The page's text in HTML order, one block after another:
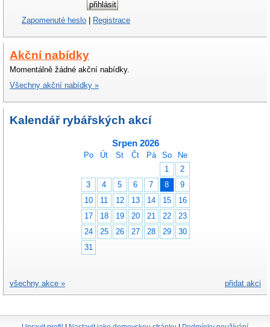
Zapomenuté heslo Registrace
Akční nabídky
Momentálně žádné akční nabídky.
Všechny akční nabídky »
Kalendář rybářských akcí
Srpen 2026
Po Út St Čt Pá So
Ne
1
2
3
4 5 6 7 8
9
10
11 12 13 14 15
16
17
18 19 20 21 22
23
24
25 26 27 28 29
30
31
přidat akci
všechny akce »